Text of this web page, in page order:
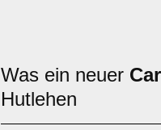
Was ein neuer
Hutlehen